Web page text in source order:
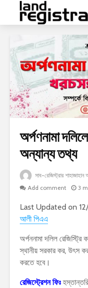
অর্পণনামা
অন্যান্য তথ্য
সাব-রেজিস্ট্রার
Add comment
3
Last Updated on
আলী পিএএ
অর্পননামা দলিল
স্থানীয় সরকার কর, উৎস
করতে হবে।
রেজিস্ট্রেশন ফিঃ